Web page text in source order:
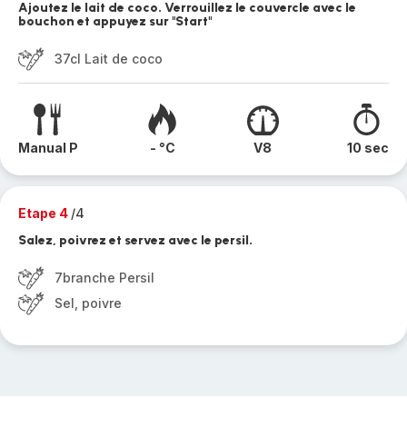
Ajoutez le lait de coco. Verrouillez le couvercle avec le
bouchon et appuyez sur "Start"
37cl Lait de coco
Manual P - °C V8 10 sec
Etape 4 /4
Salez, poivrez et servez avec le persil.
7branche Persil
Sel, poivre